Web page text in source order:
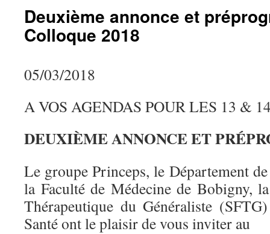
Deuxième annonce et
Colloque 2018
05/03/2018
A VOS AGENDAS POUR LES 13 &
DEUXIÈME ANNONCE ET
Le groupe Princeps, le Département
la Faculté de Médecine de Bobigny,
Thérapeutique du Généraliste
Santé ont le plaisir de vous inviter au